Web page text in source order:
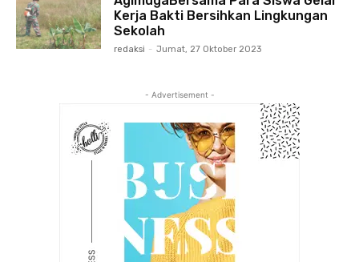
Kerja Bakti Bersihkan Lingkungan
Sekolah
redaksi - Jumat, 27 Oktober 2023
- Advertisement -